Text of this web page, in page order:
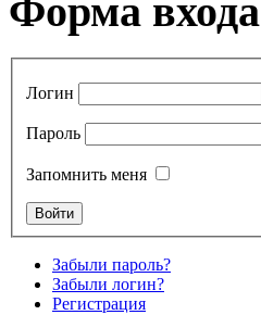
Форма входа
Логин
Пароль
Запомнить меня
Забыли пароль?
Забыли логин?
Регистрация